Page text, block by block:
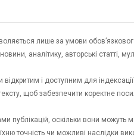
лише за умови
аналітику, авторські статті,
відкритим і доступним для
щоб забезпечити коректне
оскільки вони можуть
точність чи можливі наслідки